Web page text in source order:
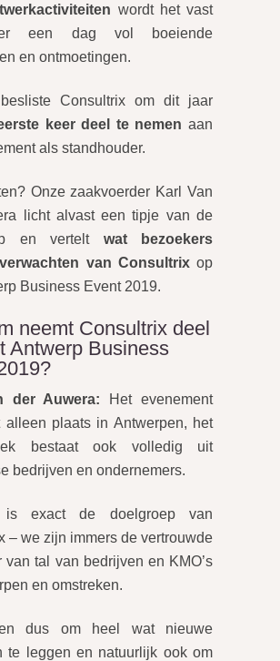
wordt het vast
een dag vol boeiende
en ontmoetingen.
Consultrix om dit jaar
keer deel te nemen aan
als standhouder.
Onze zaakvoerder Karl Van
licht alvast een tipje van de
en vertelt wat bezoekers
van Consultrixop
Business Event 2019.
neemt Consultrix deel
Antwerp Business
der Auwera: Het evenement
alleen plaats in Antwerpen, het
bestaat ook volledig uit
bedrijven en ondernemers.
exact de doelgroep van
– we zijn immers de vertrouwde
van tal van bedrijven en KMO’s
en omstreken.
dus om heel wat nieuwe
te leggen en natuurlijk ook om